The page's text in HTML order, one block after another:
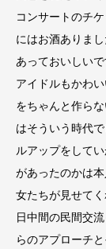
コンサートのチ
にはお酒ありま
あっておいしいで
アイドルもかわ
をちゃんと作ら
はそういう時代
ルアップをして
があったのかは
女たちが見せて
日中間の民間交
らのアプローチ